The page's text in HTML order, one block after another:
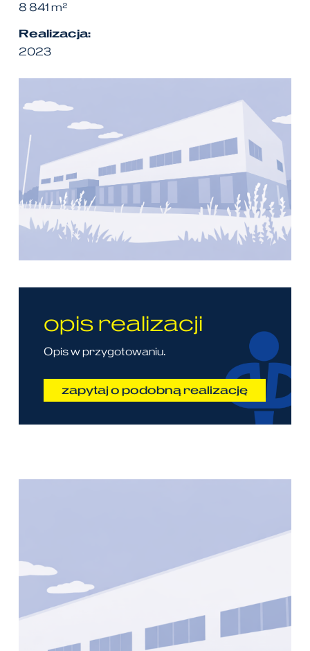
8 841 m²
Realizacja:
2023
opis realizacji
Opis w przygotowaniu.​
zapytaj o podobną realizację